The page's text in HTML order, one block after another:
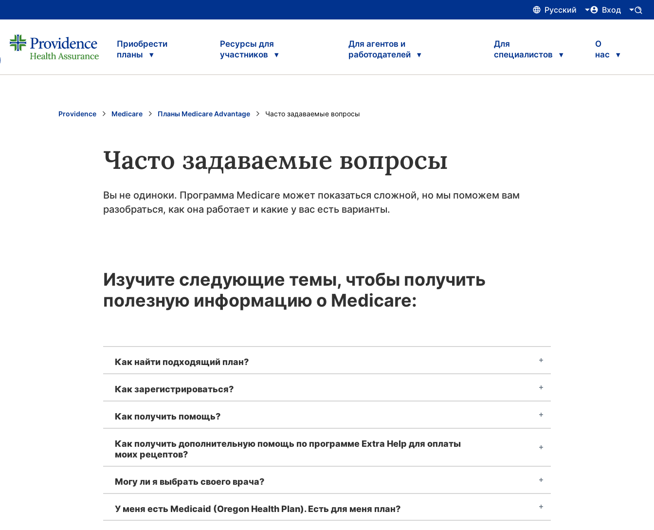
Русский Вход
Приобрести
планы
Ресурсы для
участников
Для агентов и
работодателей
Для
специалистов
О
нас
Providence Medicare Планы Medicare Advantage Current:
Часто задаваемые вопросы
Часто задаваемые вопросы
Вы не одиноки. Программа Medicare может показаться сложной, но мы поможем вам
разобраться, как она работает и какие у вас есть варианты.
Изучите следующие темы, чтобы получить
полезную информацию о Medicare:
Как найти подходящий план?
Как зарегистрироваться?
Как получить помощь?
Как получить дополнительную помощь по программе Extra Help для оплаты
моих рецептов?
Могу ли я выбрать своего врача?
У меня есть Medicaid (Oregon Health Plan). Есть для меня план?